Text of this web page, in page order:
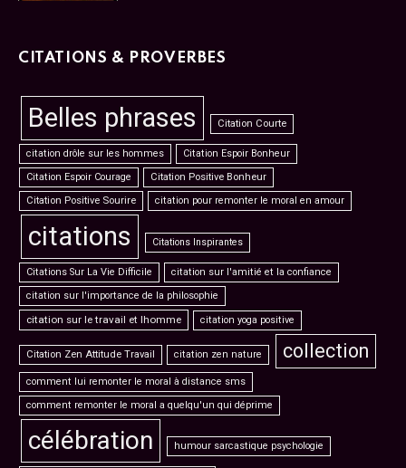
CITATIONS & PROVERBES
Belles phrases Citation Courte
citation drôle sur les hommes
Citation Espoir Bonheur
Citation Espoir Courage
Citation Positive Bonheur
Citation Positive Sourire
citation pour remonter le moral en amour
citations Citations Inspirantes
Citations Sur La Vie Difficile
citation sur l'amitié et la confiance
citation sur l'importance de la philosophie
citation sur le travail et lhomme citation yoga positive
Citation Zen Attitude Travail citation zen nature collection
comment lui remonter le moral à distance sms
comment remonter le moral a quelqu'un qui déprime
célébration humour sarcastique psychologie